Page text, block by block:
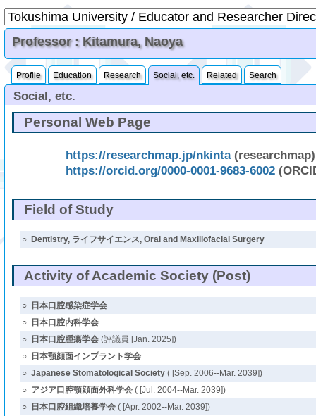
Professor : Kitamura, Naoya
Profile Education Research Social, etc. Related Search
Social, etc.
Personal Web Page
https://researchmap.jp/nkinta(researchmap)
https://orcid.org/0000-0001-9683-6002
Field of Study
○ Dentistry, ライフサイエンス, Oral and Maxillofacial Surgery
Activity of Academic Society (Post)
○
日本口腔感染症学会
○
日本口腔内科学会
○
日本口腔腫瘍学会(評議員 [Jan. 2025])
○
日本顎顔面インプラント学会
○ Japanese Stomatological Society( [Sep. 2006--Mar. 2039])
○ アジア口腔顎顔面外科学会( [Jul. 2004--Mar. 2039])
○
日本口腔組織培養学会( [Apr. 2002--Mar. 2039])